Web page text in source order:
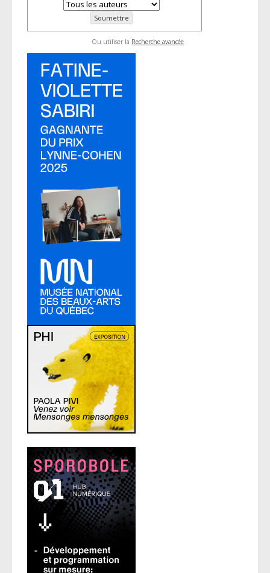
Ou utiliser la Recherche avancée